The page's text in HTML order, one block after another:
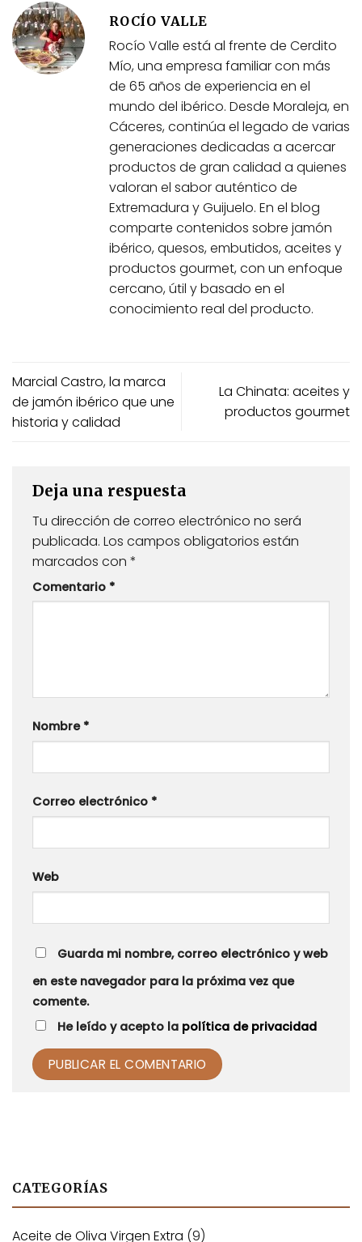
ROCÍO VALLE
Rocío Valle está al frente de Cerdito
Mío, una empresa familiar con más
de 65 años de experiencia en el
mundo del ibérico. Desde Moraleja, en
Cáceres, continúa el legado de varias
generaciones dedicadas a acercar
productos de gran calidad a quienes
valoran el sabor auténtico de
Extremadura y Guijuelo. En el blog
comparte contenidos sobre jamón
ibérico, quesos, embutidos, aceites y
productos gourmet, con un enfoque
cercano, útil y basado en el
conocimiento real del producto.
Marcial Castro, la marca
de jamón ibérico que une
historia y calidad
La Chinata: aceites y
productos gourmet
Deja una respuesta
Tu dirección de correo electrónico no será
publicada. Los campos obligatorios están
marcados con *
Comentario *
Nombre *
Correo electrónico *
Web
Guarda mi nombre, correo electrónico y web
en este navegador para la próxima vez que
comente.
He leído y acepto la política de privacidad
CATEGORÍAS
Aceite de Oliva Virgen Extra (9)